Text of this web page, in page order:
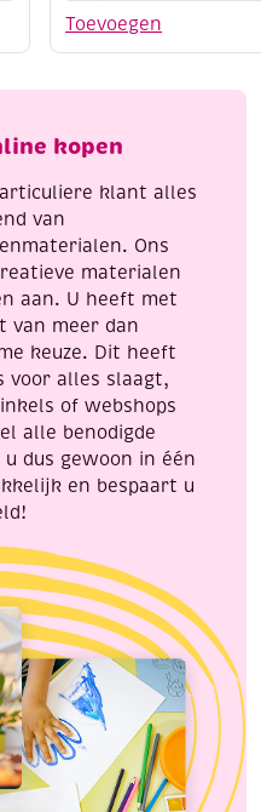
Toevoegen
do
Scenes
kopen
klant alles
van
Ons
materialen
aan. U heeft met
van meer dan
keuze. Dit heeft
voor alles slaagt,
of webshops
alle benodigde
dus gewoon in één
en bespaart u